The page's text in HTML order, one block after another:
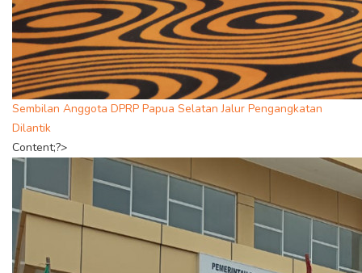
Sembilan Anggota DPRP Papua Selatan Jalur Pengangkatan
Dilantik
Content;?>